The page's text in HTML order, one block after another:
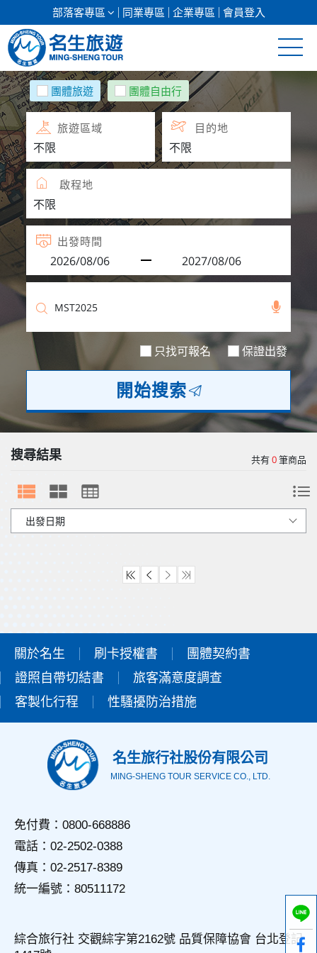
部落客專區 同業專區 企業專區 會員登入
清倉促銷
日本專館
郵輪假期
海島假期
韓國
東南亞
美加紐澳
歐洲
團體旅遊 團體自由行
旅遊區域 目的地
啟程地
出發時間
只找可報名 保證出發
開始搜索
搜尋結果 共有0筆商品
關於名生 刷卡授權書
團體契約書
證照自帶切結書
旅客滿意度調查
客製化行程
性騷擾防治措施
名生旅行社股份有限公司
MING-SHENG TOUR SERVICE CO., LTD.
免付費：0800-668886
電話：02-2502-0388
傳真：02-2517-8389
統一編號：80511172
綜合旅行社 交觀綜字第2162號 品質保障協會 台北登記